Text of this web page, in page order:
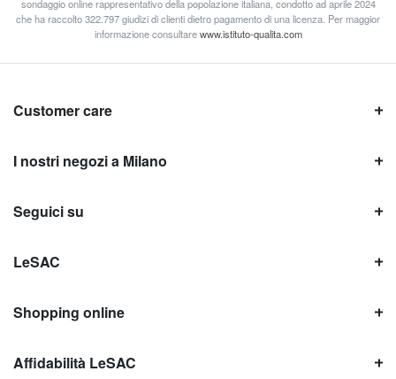
sondaggio online rappresentativo della popolazione italiana, condotto ad aprile 2024
che ha raccolto 322.797 giudizi di clienti dietro pagamento di una licenza. Per maggior
informazione consultarewww.istituto-qualita.com
Customer care
I nostri negozi a Milano
Seguici su
LeSAC
Shopping online
Affidabilità LeSAC